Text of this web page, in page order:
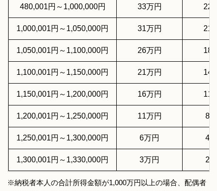
480,001円～1,000,000円 33万円 22
1,000,001円～1,050,000円 31万円 21
1,050,001円～1,100,000円 26万円 18
1,100,001円～1,150,000円 21万円 14
1,150,001円～1,200,000円 16万円 11
1,200,001円～1,250,000円 11万円 8
1,250,001円～1,300,000円 6万円 4
1,300,001円～1,330,000円 3万円 2
※納税者本人の合計所得金額が1,000万円以上の場合、配偶者